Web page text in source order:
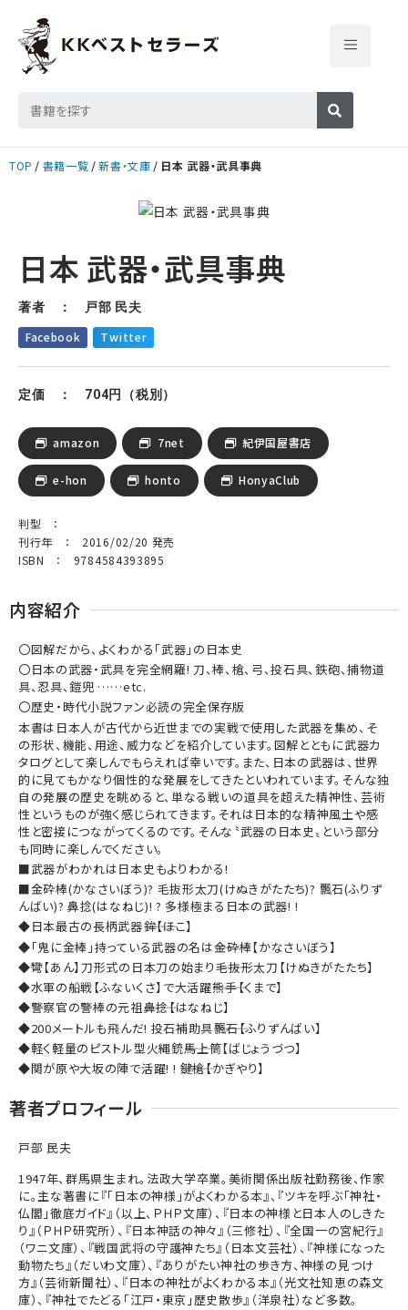
TOP 書籍一覧 新書・文庫 日本 武器・武具事典
日本 武器・武具事典
著者 ： 戸部 民夫
Facebook Twitter
定価 ： 704円（税別）
amazon 7net 紀伊国屋書店
e-hon honto HonyaClub
判型 ：
刊行年 ： 2016/02/20 発売
ISBN ： 9784584393895
内容紹介
〇図解だから、よくわかる「武器」の日本史
〇日本の武器・武具を完全網羅! 刀、棒、槍、弓、投石具、鉄砲、捕物道
具、忍具、鎧兜 ……etc.
〇歴史・時代小説ファン必読の完全保存版
本書は日本人が古代から近世までの実戦で使用した武器を集め、そ
の形状、機能、用途、威力などを紹介しています。図解とともに武器カ
タログとして楽しんでもらえれば幸いです。また、日本の武器は、世界
的に見てもかなり個性的な発展をしてきたといわれています。そんな独
自の発展の歴史を眺めると、単なる戦いの道具を超えた精神性、芸術
性というものが強く感じられてきます。それは日本的な精神風土や感
性と密接につながってくるのです。そんな〝武器の日本史〟という部分
も同時に楽しんでください。
■武器がわかれは日本史もよりわかる!
■金砕棒(かなさいぼう)? 毛抜形太刀(けぬきがたたち)? 飄石(ふりず
んばい)? 鼻捻(はなねじ)! ? 多様極まる日本の武器! !
◆日本最古の長柄武器―――鉾【ほこ】
◆「鬼に金棒」持っている武器の名は―――金砕棒【かなさいぼう】
◆彎【あん】刀形式の日本刀の始まり―――毛抜形太刀【けぬきがたたち】
◆水軍の船戦【ふないくさ】で大活躍―――熊手【くまで】
◆警察官の警棒の元祖―――鼻捻【はなねじ】
◆200メートルも飛んだ! 投石補助具―――飄石【ふりずんばい】
◆軽く軽量のピストル型火縄銃―――馬上筒【ばじょうづつ】
◆関が原や大坂の陣で活躍! ! ―――鍵槍【かぎやり】
著者プロフィール
戸部 民夫
1947年、群馬県生まれ。法政大学卒業。美術関係出版社勤務後、作家
に。主な著書に『「日本の神様」がよくわかる本』、『ツキを呼ぶ「神社・
仏閣」徹底ガイド』（以上、ＰＨＰ文庫）、『日本の神様と日本人のしきた
り』（ＰＨＰ研究所）、『日本神話の神々』（三修社）、『全国一の宮紀行』
（ワニ文庫）、『戦国武将の守護神たち』（日本文芸社）、『神様になった
動物たち』（だいわ文庫）、『ありがたい神社の歩き方、神様の見つけ
方』（芸術新聞社）、『日本の神社がよくわかる本』（光文社知恵の森文
庫）、『神社でたどる「江戸・東京」歴史散歩』（洋泉社）など多数。